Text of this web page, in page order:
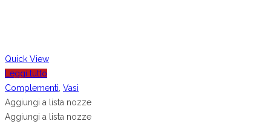
Quick View
Leggi tutto
Complementi, Vasi
Aggiungi a lista nozze
Aggiungi a lista nozze